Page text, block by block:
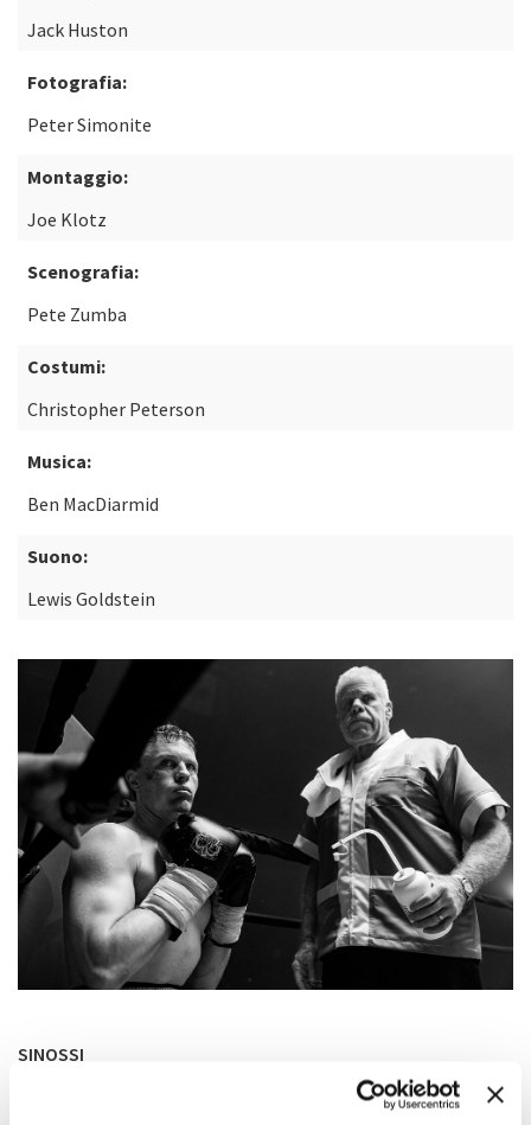
Jack Huston
Fotografia:
Peter Simonite
Montaggio:
Joe Klotz
Scenografia:
Pete Zumba
Costumi:
Christopher Peterson
Musica:
Ben MacDiarmid
Suono:
Lewis Goldstein
SINOSSI
Il giorno del suo primo combattimento dopo essere uscito di
prigione, Mikey, un pugile un tempo famoso, intraprende un